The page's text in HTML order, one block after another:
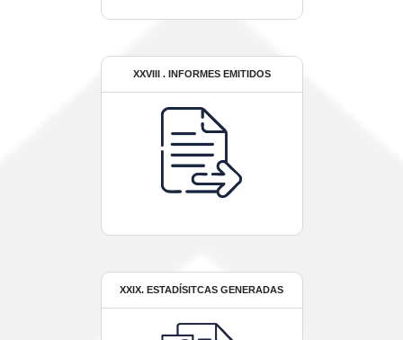
XXVIII . INFORMES EMITIDOS
XXIX. ESTADÍSITCAS GENERADAS